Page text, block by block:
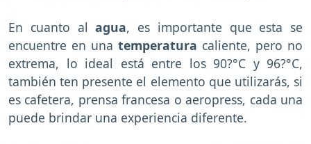
En cuanto alagua, es importante que esta se
encuentre en una temperatura caliente, pero no
extrema, lo ideal está entre los 90?°C y 96?°C,
también ten presente el elemento que utilizarás, si
es cafetera, prensa francesa o aeropress, cada una
puede brindar una experiencia diferente.